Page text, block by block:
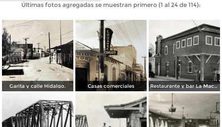
Últimas fotos agregadas se muestran primero (1 al 24 de 114):
Garita y calle Hidalgo. Casas comerciales Restaurante y bar La Macarena